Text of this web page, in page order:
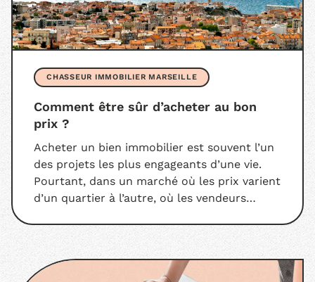
CHASSEUR IMMOBILIER MARSEILLE
Comment être sûr d’acheter au bon
prix ?
Acheter un bien immobilier est souvent l’un
des projets les plus engageants d’une vie.
Pourtant, dans un marché où les prix varient
d’un quartier à l’autre, où les vendeurs
moyenne, savoir si l’on paie le “bon prix”
devient un vrai défi.